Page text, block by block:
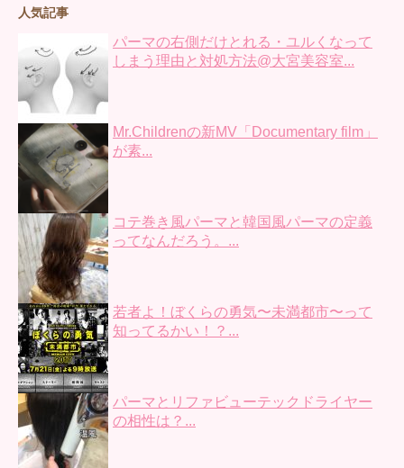
人気記事
パーマの右側だけとれる・ユルくなって
しまう理由と対処方法@大宮美容室...
Mr.Childrenの新MV「Documentary film」
が素...
コテ巻き風パーマと韓国風パーマの定義
ってなんだろう。...
若者よ！ぼくらの勇気〜未満都市〜って
知ってるかい！？...
パーマとリファビューテックドライヤー
の相性は？...